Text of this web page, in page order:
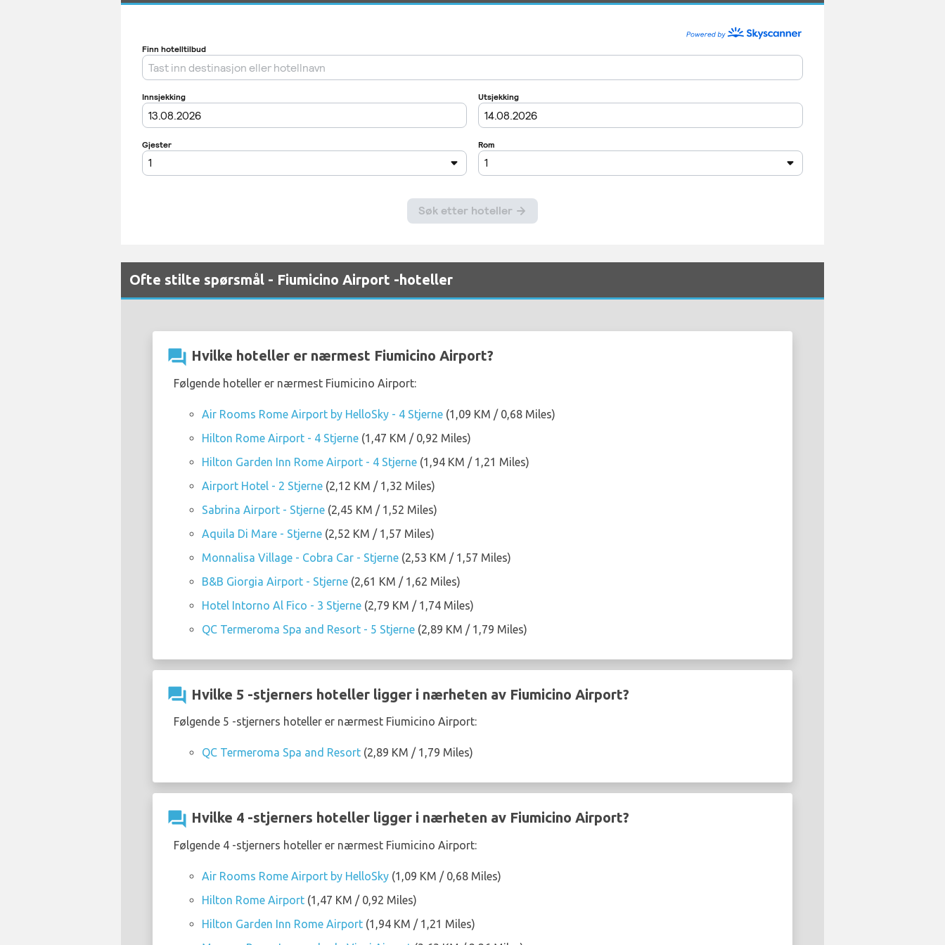
Ofte stilte spørsmål - Fiumicino Airport -hoteller
question_answer Hvilke hoteller er nærmest Fiumicino Airport?
Følgende hoteller er nærmest Fiumicino Airport:
Air Rooms Rome Airport by HelloSky - 4 Stjerne (1,09 KM / 0,68 Miles)
Hilton Rome Airport - 4 Stjerne (1,47 KM / 0,92 Miles)
Hilton Garden Inn Rome Airport - 4 Stjerne (1,94 KM / 1,21 Miles)
Airport Hotel - 2 Stjerne (2,12 KM / 1,32 Miles)
Sabrina Airport - Stjerne (2,45 KM / 1,52 Miles)
Aquila Di Mare - Stjerne (2,52 KM / 1,57 Miles)
Monnalisa Village - Cobra Car - Stjerne (2,53 KM / 1,57 Miles)
B&B Giorgia Airport - Stjerne (2,61 KM / 1,62 Miles)
Hotel Intorno Al Fico - 3 Stjerne (2,79 KM / 1,74 Miles)
QC Termeroma Spa and Resort - 5 Stjerne (2,89 KM / 1,79 Miles)
question_answer Hvilke 5 -stjerners hoteller ligger i nærheten av Fiumicino Airport?
Følgende 5 -stjerners hoteller er nærmest Fiumicino Airport:
QC Termeroma Spa and Resort (2,89 KM / 1,79 Miles)
question_answer Hvilke 4 -stjerners hoteller ligger i nærheten av Fiumicino Airport?
Følgende 4 -stjerners hoteller er nærmest Fiumicino Airport:
Air Rooms Rome Airport by HelloSky (1,09 KM / 0,68 Miles)
Hilton Rome Airport (1,47 KM / 0,92 Miles)
Hilton Garden Inn Rome Airport (1,94 KM / 1,21 Miles)